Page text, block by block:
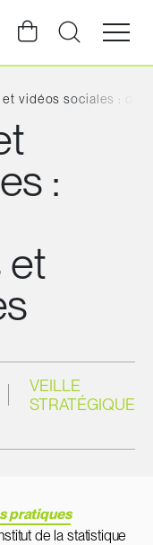
Ouvrir
la
du
vidéos sociales :
:
et
VEILLE
STRATÉGIQUE
pratiques
de la statistique